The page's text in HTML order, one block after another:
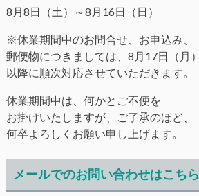
8月8日（土）～8月16日（日）
※休業期間中のお問合せ、お申込み、
郵便物につきましては、8月17日（月）
以降に順次対応させていただきます。
休業期間中は、何かとご不便を
お掛けいたしますが、ご了承のほど、
何卒よろしくお願い申し上げます。
メールでのお問い合わせはこちら